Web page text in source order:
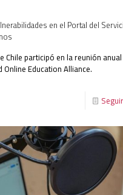
en el Portal del
Chile participó en la reunión
Education Alliance.